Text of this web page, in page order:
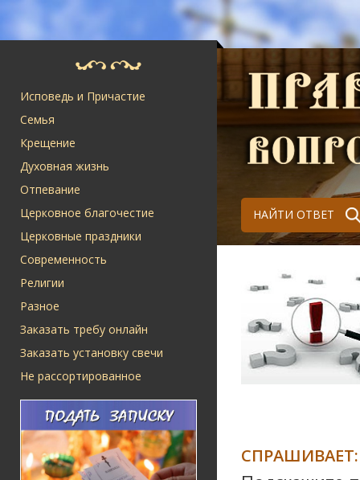
Исповедь и Причастие
Семья
Крещение
Духовная жизнь
Отпевание
Церковное благочестие
Церковные праздники
Современность
Религии
Разное
Заказать требу онлайн
Заказать установку свечи
Не рассортированное
НАЙТИ ОТВЕТ
СПРАШИВАЕТ: